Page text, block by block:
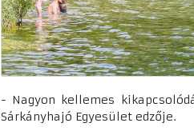
- Nagyon kellemes
Sárkányhajó Egyesület edzője.